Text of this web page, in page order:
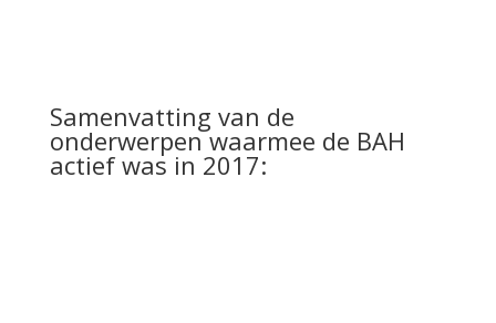
Samenvatting van de
onderwerpen waarmee de BAH
actief was in 2017: